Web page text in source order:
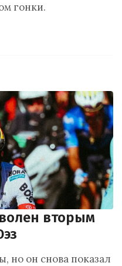
гонки.
вторым
но он снова показал